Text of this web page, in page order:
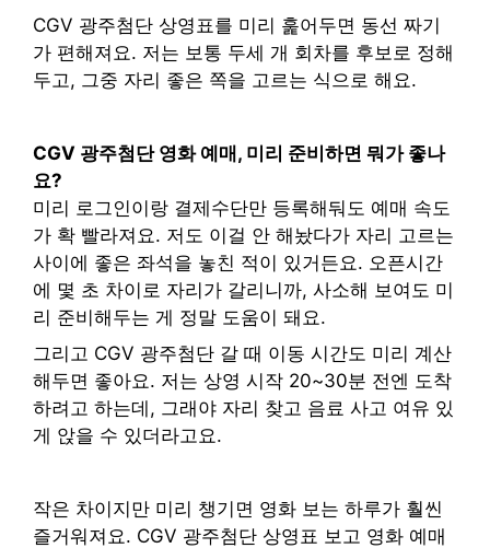
CGV 광주첨단 상영표를 미리 훑어두면 동선 짜기
가 편해져요. 저는 보통 두세 개 회차를 후보로 정해
두고, 그중 자리 좋은 쪽을 고르는 식으로 해요.
CGV 광주첨단 영화 예매, 미리 준비하면 뭐가 좋나
요?
미리 로그인이랑 결제수단만 등록해둬도 예매 속도
가 확 빨라져요. 저도 이걸 안 해놨다가 자리 고르는
사이에 좋은 좌석을 놓친 적이 있거든요. 오픈시간
에 몇 초 차이로 자리가 갈리니까, 사소해 보여도 미
리 준비해두는 게 정말 도움이 돼요.
그리고 CGV 광주첨단 갈 때 이동 시간도 미리 계산
해두면 좋아요. 저는 상영 시작 20~30분 전엔 도착
하려고 하는데, 그래야 자리 찾고 음료 사고 여유 있
게 앉을 수 있더라고요.
작은 차이지만 미리 챙기면 영화 보는 하루가 훨씬
즐거워져요. CGV 광주첨단 상영표 보고 영화 예매